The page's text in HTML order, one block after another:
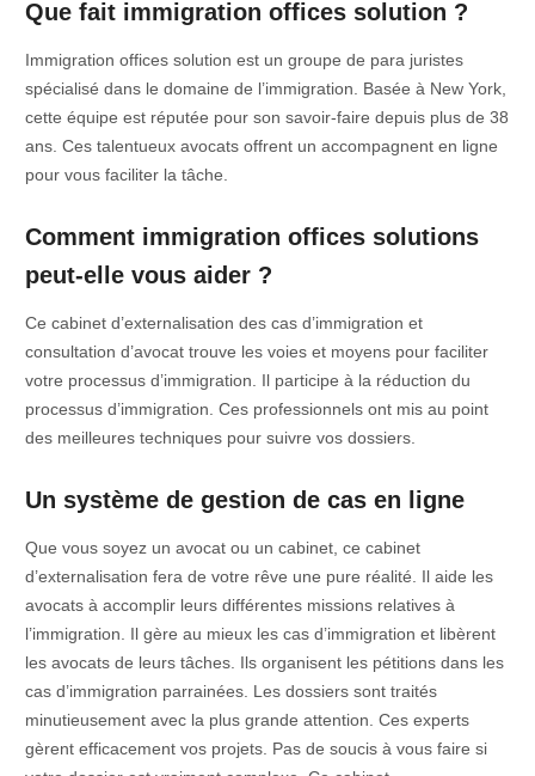
Que fait immigration offices solution ?
Immigration offices solution est un groupe de para juristes
spécialisé dans le domaine de l’immigration. Basée à New York,
cette équipe est réputée pour son savoir-faire depuis plus de 38
ans. Ces talentueux avocats offrent un accompagnent en ligne
pour vous faciliter la tâche.
Comment immigration offices solutions
peut-elle vous aider ?
Ce cabinet d’externalisation des cas d’immigration et
consultation d’avocat trouve les voies et moyens pour faciliter
votre processus d’immigration. Il participe à la réduction du
processus d’immigration. Ces professionnels ont mis au point
des meilleures techniques pour suivre vos dossiers.
Un système de gestion de cas en ligne
Que vous soyez un avocat ou un cabinet, ce cabinet
d’externalisation fera de votre rêve une pure réalité. Il aide les
avocats à accomplir leurs différentes missions relatives à
l’immigration. Il gère au mieux les cas d’immigration et libèrent
les avocats de leurs tâches. Ils organisent les pétitions dans les
cas d’immigration parrainées. Les dossiers sont traités
minutieusement avec la plus grande attention. Ces experts
gèrent efficacement vos projets. Pas de soucis à vous faire si